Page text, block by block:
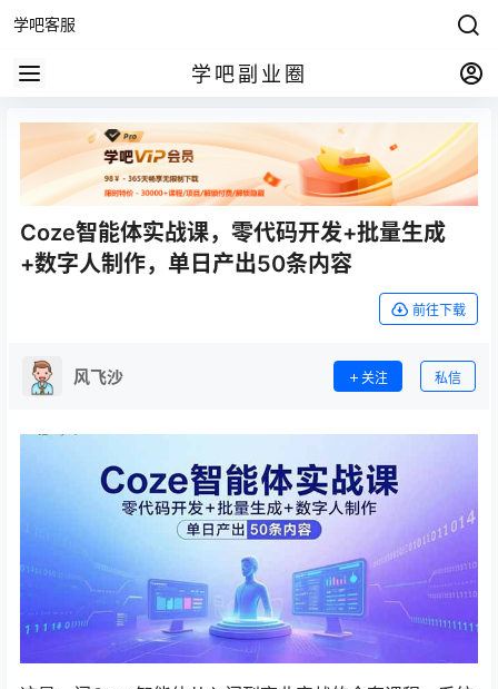
学吧客服
学吧副业圈
Coze智能体实战课，零代码开发+批量生成
+数字人制作，单日产出50条内容
前往下载
风飞沙 关注 私信